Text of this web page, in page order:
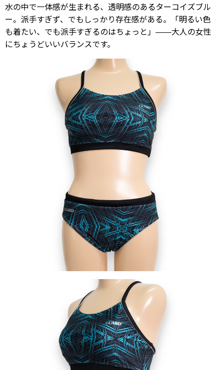
水の中で一体感が生まれる、透明感のあるターコイズブル
ー。派手すぎず、でもしっかり存在感がある。「明るい色
も着たい、でも派手すぎるのはちょっと」——大人の女性
にちょうどいいバランスです。